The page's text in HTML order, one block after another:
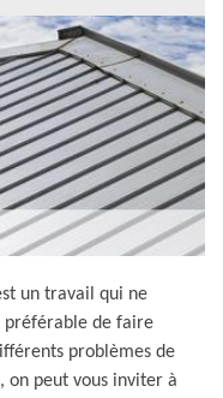
un travail qui ne
préférable de faire
problèmes de
on peut vous inviter à